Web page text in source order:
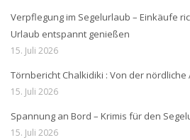
Verpflegung im Segelurlaub – Einkäufe
Urlaub entspannt genießen
15. Juli 2026
Törnbericht Chalkidiki : Von der
15. Juli 2026
Spannung an Bord – Krimis für den
15. Juli 2026